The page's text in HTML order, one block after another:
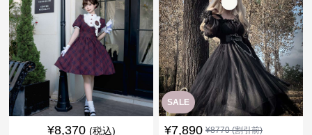
¥8,370 (税込)
SALE
¥7,890 ¥8770(割引前)